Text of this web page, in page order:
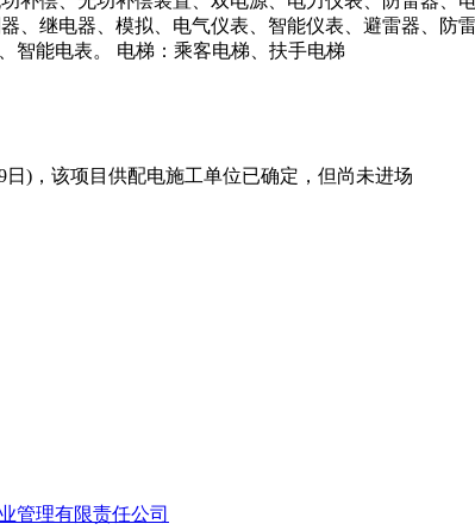
、继电器、模拟、电气仪表、智能仪表、避雷器、防
智能电表。 电梯：乘客电梯、扶手电梯
日)，该项目供配电施工单位已确定，但尚未进场
管理有限责任公司